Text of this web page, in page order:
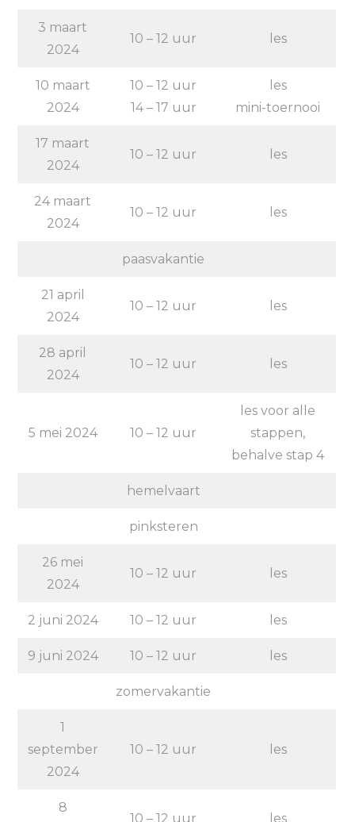
3 maart
2024
10 – 12 uur les
10 maart
2024
10 – 12 uur
14 – 17 uur
les
mini-toernooi
17 maart
2024
10 – 12 uur les
24 maart
2024
10 – 12 uur les
paasvakantie
21 april
2024
10 – 12 uur les
28 april
2024
10 – 12 uur les
5 mei 2024 10 – 12 uur
les voor alle
stappen,
behalve stap 4
hemelvaart
pinksteren
26 mei
2024
10 – 12 uur les
2 juni 2024 10 – 12 uur les
9 juni 2024 10 – 12 uur les
zomervakantie
1
september
2024
10 – 12 uur les
8
10 – 12 uur les